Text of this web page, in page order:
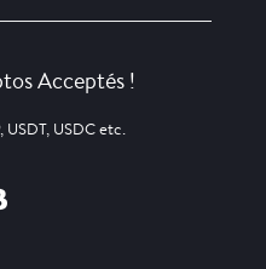
Acceptés !
USDT, USDC etc.